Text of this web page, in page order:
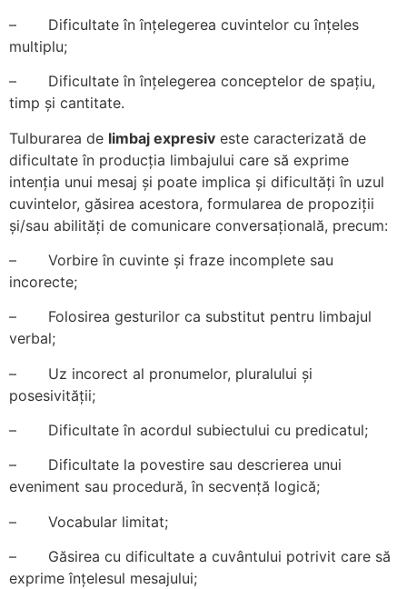
– Dificultate în înțelegerea cuvintelor cu înțeles
multiplu;
– Dificultate în înțelegerea conceptelor de spațiu,
timp și cantitate.
Tulburarea de limbaj expresiv este caracterizată de
dificultate în producția limbajului care să exprime
intenția unui mesaj și poate implica și dificultăți în uzul
cuvintelor, găsirea acestora, formularea de propoziții
și/sau abilități de comunicare conversațională, precum:
– Vorbire în cuvinte și fraze incomplete sau
incorecte;
– Folosirea gesturilor ca substitut pentru limbajul
verbal;
– Uz incorect al pronumelor, pluralului și
posesivității;
– Dificultate în acordul subiectului cu predicatul;
– Dificultate la povestire sau descrierea unui
eveniment sau procedură, în secvență logică;
– Vocabular limitat;
– Găsirea cu dificultate a cuvântului potrivit care să
exprime înțelesul mesajului;